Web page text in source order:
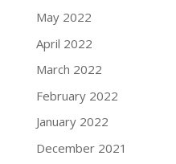
May 2022
April 2022
March 2022
February 2022
January 2022
December 2021